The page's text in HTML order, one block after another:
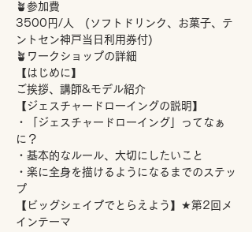
🪴参加費
3500円/人　(ソフトドリンク、お菓子、テ
ントセン神戸当日利用券付)
🪴ワークショップの詳細
【はじめに】
ご挨拶、講師&モデル紹介
【ジェスチャードローイングの説明】
・「ジェスチャードローイング」ってなぁ
に？
・基本的なルール、大切にしたいこと
・楽に全身を描けるようになるまでのステッ
プ
【ビッグシェイプでとらえよう】★第2回メ
インテーマ